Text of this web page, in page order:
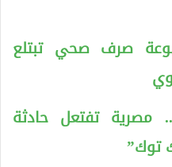
صرف صحي تبتلع
مصرية تفتعل حادثة
توك”